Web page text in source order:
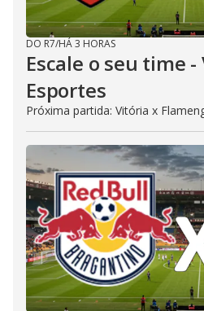
DO R7/HÁ 3 HORAS
Escale o seu time
Esportes
Próxima partida: Vitória x